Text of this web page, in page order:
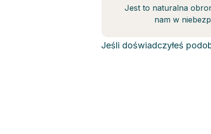
Jest to naturalna
nam w
Jeśli doświadczyłeś